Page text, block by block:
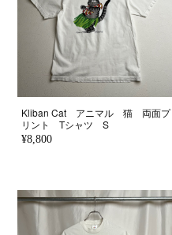
Kliban Cat アニマル 猫 両面プ
リント Tシャツ S
¥8,800